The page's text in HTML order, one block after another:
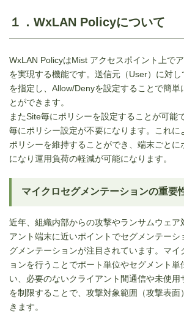
１．WxLAN Policyについて
WxLAN PolicyはMist アクセスポイント上で
を実現する機能です。送信元（User）に対し
を指定し、Allow/Denyを設定することで簡単
とができます。
またSite毎にポリシーを設定することが可能
毎にポリシー設定が不要になります。これに
ポリシーを維持することができ、端末ごとに
になり運用負荷の軽減が可能になります。
マイクロセグメンテーションの重要
近年、組織内部からの攻撃やランサムウェア
アント端末に近いポイントでセグメンテーシ
グメンテーションが注目されています。マイ
ョンを行うことでポート単位やセグメント単
い、必要のないクライアント間通信や未使用
を制限することで、攻撃対象範囲（攻撃表面
きます。